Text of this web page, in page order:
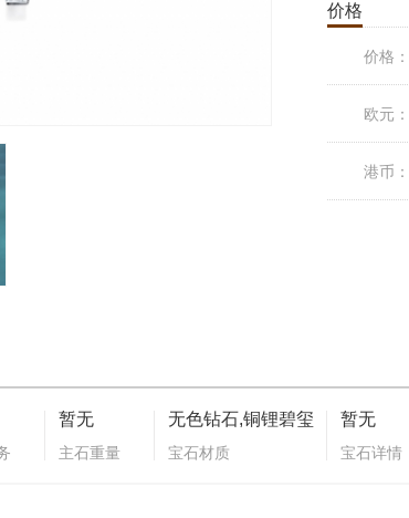
价格
价格：
欧元：
港币：
暂无
主石重量
无色钻石,铜锂碧玺
宝石材质
暂无
宝石详情